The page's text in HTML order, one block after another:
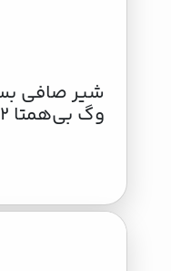
وگ بی‌همتا 1/2 اینچ